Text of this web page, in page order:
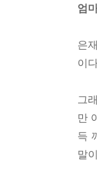
엄
은
이
그
만
득
말